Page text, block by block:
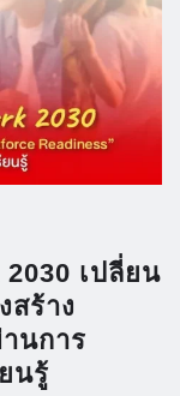
เปลี่ยน
ร้าง
นการ
นรู้